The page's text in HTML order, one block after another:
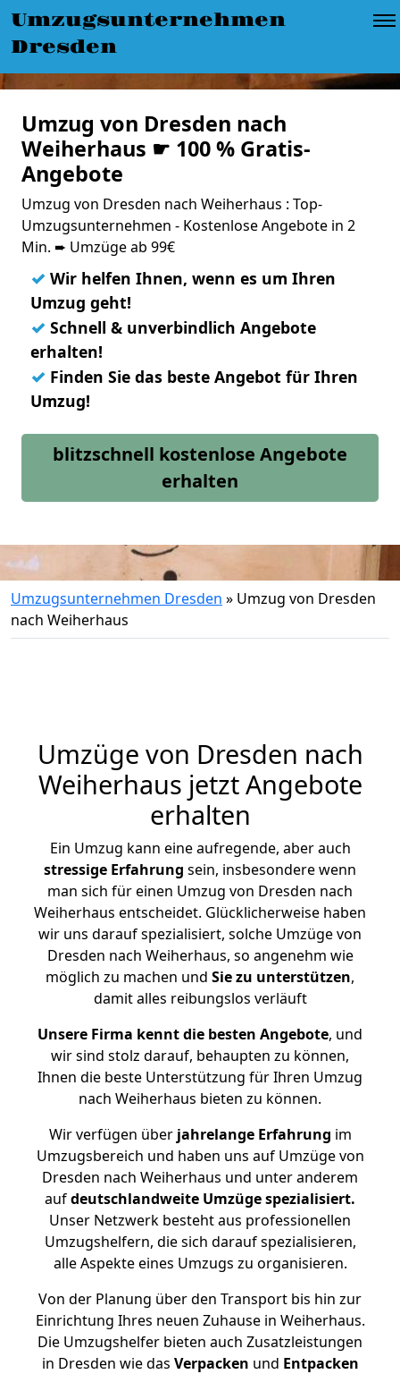
Umzugsunternehmen
Dresden
Umzug von Dresden nach
Weiherhaus ☛ 100 % Gratis-
Angebote
Umzug von Dresden nach Weiherhaus : Top-
Umzugsunternehmen - Kostenlose Angebote in 2
Min. ➨ Umzüge ab 99€
✓ Wir helfen Ihnen, wenn es um Ihren
Umzug geht!
✓ Schnell & unverbindlich Angebote
erhalten!
✓ Finden Sie das beste Angebot für Ihren
Umzug!
blitzschnell kostenlose Angebote
erhalten
Umzugsunternehmen Dresden » Umzug von Dresden
nach Weiherhaus
Umzüge von Dresden nach
Weiherhaus jetzt Angebote
erhalten
Ein Umzug kann eine aufregende, aber auch
stressige Erfahrung sein, insbesondere wenn
man sich für einen Umzug von Dresden nach
Weiherhaus entscheidet. Glücklicherweise haben
wir uns darauf spezialisiert, solche Umzüge von
Dresden nach Weiherhaus, so angenehm wie
möglich zu machen und Sie zu unterstützen,
damit alles reibungslos verläuft
Unsere Firma kennt die besten Angebote, und
wir sind stolz darauf, behaupten zu können,
Ihnen die beste Unterstützung für Ihren Umzug
nach Weiherhaus bieten zu können.
Wir verfügen überjahrelange Erfahrung im
Umzugsbereich und haben uns auf Umzüge von
Dresden nach Weiherhaus und unter anderem
aufdeutschlandweite Umzüge spezialisiert.
Unser Netzwerk besteht aus professionellen
Umzugshelfern, die sich darauf spezialisieren,
alle Aspekte eines Umzugs zu organisieren.
Von der Planung über den Transport bis hin zur
Einrichtung Ihres neuen Zuhause in Weiherhaus.
Die Umzugshelfer bieten auch Zusatzleistungen
in Dresden wie das Verpacken und Entpacken